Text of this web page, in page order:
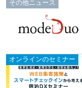
その他ニュース
オンラインのセミナー